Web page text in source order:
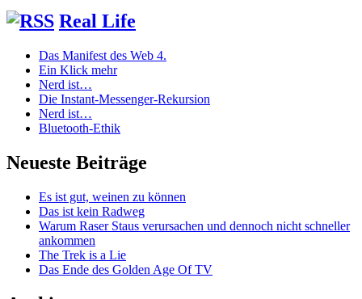
Real Life
Das Manifest des Web 4.
Ein Klick mehr
Nerd ist…
Die Instant-Messenger-Rekursion
Nerd ist…
Bluetooth-Ethik
Neueste Beiträge
Es ist gut, weinen zu können
Das ist kein Radweg
Warum Raser Staus verursachen und dennoch nicht schneller
ankommen
The Trek is a Lie
Das Ende des Golden Age Of TV